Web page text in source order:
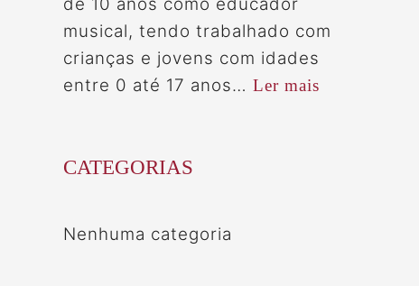
musical, tendo trabalhado com
crianças e jovens com idades
entre 0 até 17 anos…Ler mais
CATEGORIAS
Nenhuma categoria